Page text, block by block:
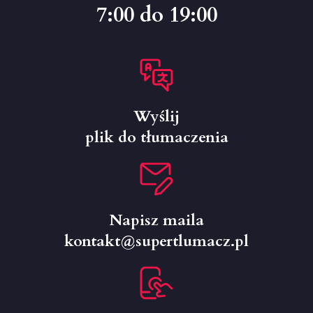
7:00 do 19:00
Wyślij
plik do tłumaczenia
Napisz maila
kontakt@supertlumacz.pl